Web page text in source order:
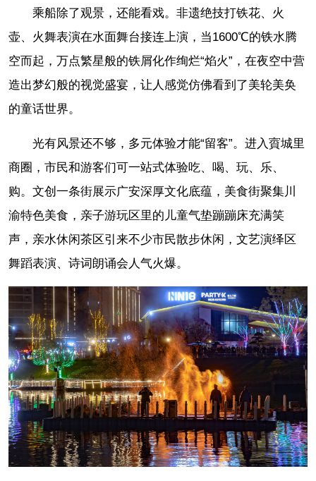
乘船除了观景，还能看戏。非遗绝技打铁花、火
壶、火舞表演在水面舞台接连上演，当1600℃的铁水腾
空而起，万点繁星般的铁屑化作绚烂“焰火”，在夜空中营
造出梦幻般的视觉盛宴，让人感觉仿佛看到了美轮美奂
的童话世界。
光有风景还不够，多元体验才能“留客”。进入賨城里
商圈，市民和游客们可一站式体验吃、喝、玩、乐、
购。文创一条街展示广安深厚文化底蕴，美食街聚集川
渝特色美食，亲子游玩区里的儿童气垫蹦蹦床充满笑
声，亲水休闲茶区引来不少市民散步休闲，文艺演绎区
舞蹈表演、诗词朗诵会人气火爆。